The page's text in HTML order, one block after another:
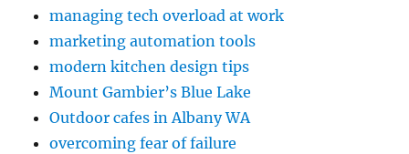
managing tech overload at work
marketing automation tools
modern kitchen design tips
Mount Gambier’s Blue Lake
Outdoor cafes in Albany WA
overcoming fear of failure